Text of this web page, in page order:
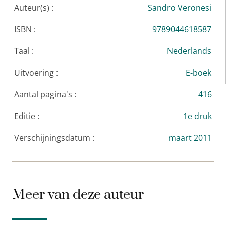
ontvangst nemen, de belangrijkste
literaire prijzen van Italië.
‘Een geraffineerde roman over het
boek verleidt de lezer tot belangrijke
reflecties over de menselijke conditie
onderhuidse spanningen tussen
Trouw
‘Hoogstaande literatuur en pageturner
Het Parool
Auteur(s) :
Sandro Veronesi
ISBN :
9789044618587
Taal :
Nederlands
Uitvoering :
E-boek
Aantal pagina's :
416
Editie :
1e druk
Verschijningsdatum :
maart 2011
Meer van deze auteur